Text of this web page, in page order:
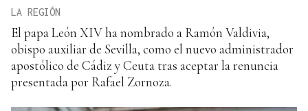
LA REGIÓN
El papa León XIV ha nombrado a Ramón Valdivia,
obispo auxiliar de Sevilla, como el nuevo administrador
apostólico de Cádiz y Ceuta tras aceptar la renuncia
presentada por Rafael Zornoza.